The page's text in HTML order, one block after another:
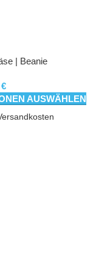
| Beanie
€
AUSWÄHLEN